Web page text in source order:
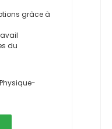
grâce à
du